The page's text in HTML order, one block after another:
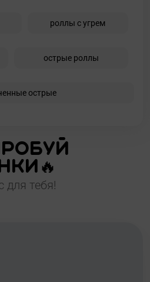
роллы с угрем
острые роллы
острые
для тебя!